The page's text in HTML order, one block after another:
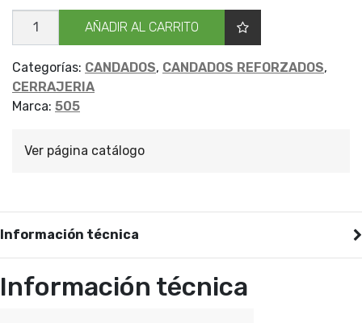
CANDADO
60MM
cantidad
AÑADIR AL CARRITO
Categorías: CANDADOS, CANDADOS REFORZADOS,
CERRAJERIA
Marca: 505
Ver página catálogo
Información técnica
Información técnica